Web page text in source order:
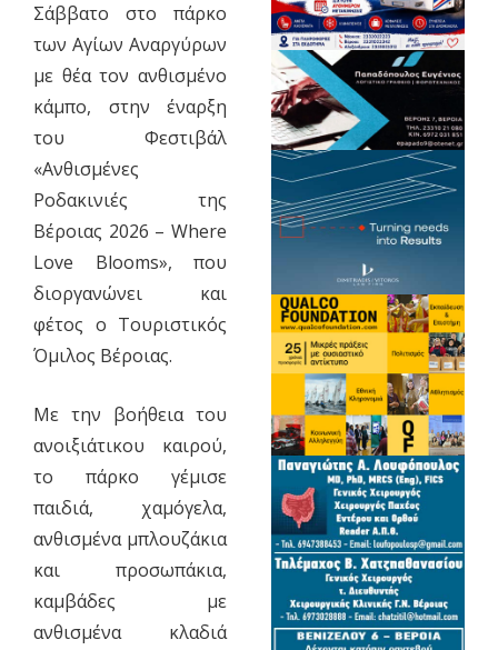
Σάββατο στο πάρκο
των Αγίων Αναργύρων
με θέα τον ανθισμένο
κάμπο, στην έναρξη
του Φεστιβάλ
«Ανθισμένες
Ροδακινιές της
Βέροιας 2026 – Where
Love Blooms», που
διοργανώνει και
φέτος ο Τουριστικός
Όμιλος Βέροιας.
Με την βοήθεια του
ανοιξιάτικου καιρού,
το πάρκο γέμισε
παιδιά, χαμόγελα,
ανθισμένα μπλουζάκια
και προσωπάκια,
καμβάδες με
ανθισμένα κλαδιά